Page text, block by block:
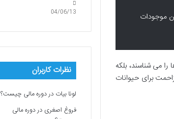
موجودات
می شناسند، بلکه
برای حیوانات
04/06/13
نظرات کاربران
لونا بیات دردوره مالی چیست؟
فروغ اصغری دردوره مالی